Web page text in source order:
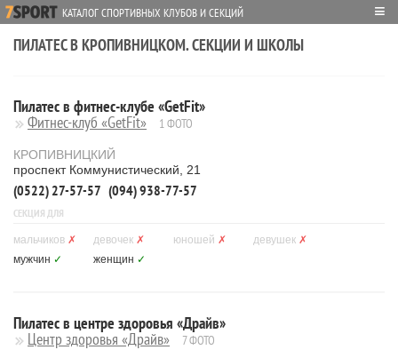
КАТАЛОГ СПОРТИВНЫХ КЛУБОВ И СЕКЦИЙ ≡
ПИЛАТЕС В КРОПИВНИЦКОМ. СЕКЦИИ И ШКОЛЫ
Пилатес в фитнес-клубе «GetFit»
Фитнес-клуб «GetFit» 1 ФОТО
КРОПИВНИЦКИЙ
проспект Коммунистический, 21
(0522) 27-57-57 (094) 938-77-57
СЕКЦИЯ ДЛЯ
мальчиков ✗ девочек ✗ юношей ✗ девушек ✗
мужчин ✓ женщин ✓
Пилатес в центре здоровья «Драйв»
Центр здоровья «Драйв» 7 ФОТО